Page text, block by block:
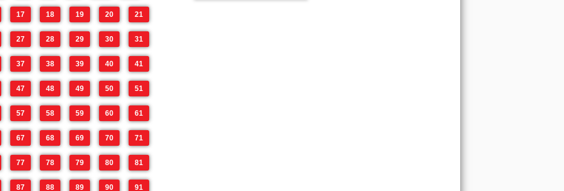
17 18 19 20 21
27 28 29 30 31
37 38 39 40 41
47 48 49 50 51
57 58 59 60 61
67 68 69 70 71
77 78 79 80 81
87 88 89 90 91